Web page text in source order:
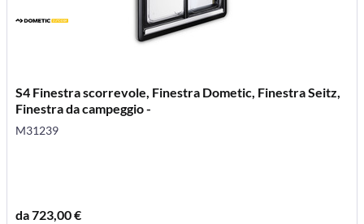
S4 Finestra scorrevole, Finestra Dometic, Finestra Seitz,
Finestra da campeggio -
M31239
da 723,00 €